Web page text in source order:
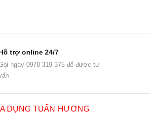
trợ online 24/7
ngay 0978 319 375 để được tư
DỤNG TUẤN HƯƠNG